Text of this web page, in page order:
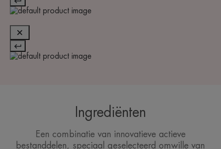
Ingrediënten
Een combinatie van innovatieve actieve
bestanddelen, speciaal geselecteerd omwille van